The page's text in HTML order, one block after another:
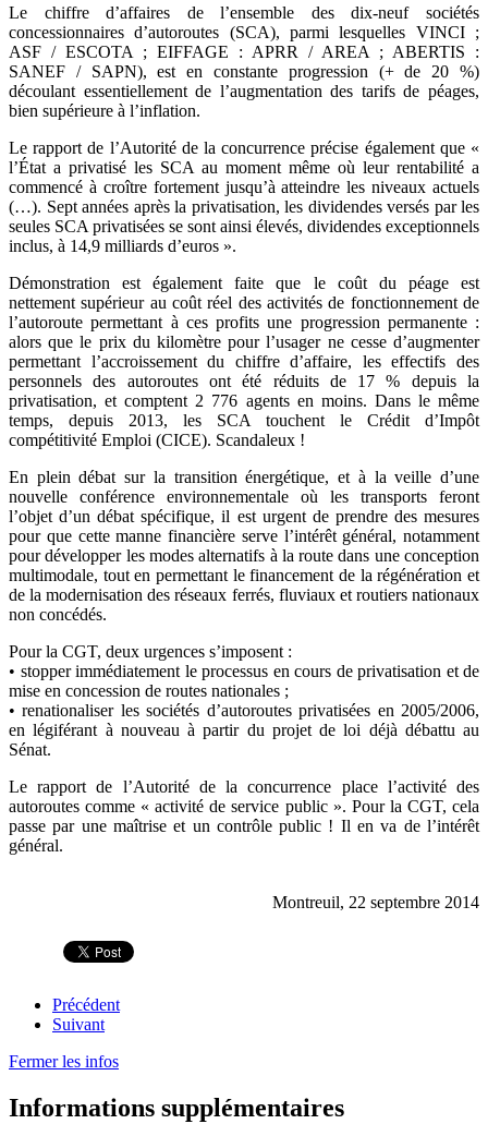
Le chiffre d’affaires de l’ensemble des dix-neuf sociétés
concessionnaires d’autoroutes (SCA), parmi lesquelles VINCI ;
ASF / ESCOTA ; EIFFAGE : APRR / AREA ; ABERTIS :
SANEF / SAPN), est en constante progression (+ de 20 %)
découlant essentiellement de l’augmentation des tarifs de péages,
bien supérieure à l’inflation.
Le rapport de l’Autorité de la concurrence précise également que «
l’État a privatisé les SCA au moment même où leur rentabilité a
commencé à croître fortement jusqu’à atteindre les niveaux actuels
(…). Sept années après la privatisation, les dividendes versés par les
seules SCA privatisées se sont ainsi élevés, dividendes exceptionnels
inclus, à 14,9 milliards d’euros ».
Démonstration est également faite que le coût du péage est
nettement supérieur au coût réel des activités de fonctionnement de
l’autoroute permettant à ces profits une progression permanente :
alors que le prix du kilomètre pour l’usager ne cesse d’augmenter
permettant l’accroissement du chiffre d’affaire, les effectifs des
personnels des autoroutes ont été réduits de 17 % depuis la
privatisation, et comptent 2 776 agents en moins. Dans le même
temps, depuis 2013, les SCA touchent le Crédit d’Impôt
compétitivité Emploi (CICE). Scandaleux !
En plein débat sur la transition énergétique, et à la veille d’une
nouvelle conférence environnementale où les transports feront
l’objet d’un débat spécifique, il est urgent de prendre des mesures
pour que cette manne financière serve l’intérêt général, notamment
pour développer les modes alternatifs à la route dans une conception
multimodale, tout en permettant le financement de la régénération et
de la modernisation des réseaux ferrés, fluviaux et routiers nationaux
non concédés.
Pour la CGT, deux urgences s’imposent :
• stopper immédiatement le processus en cours de privatisation et de
mise en concession de routes nationales ;
• renationaliser les sociétés d’autoroutes privatisées en 2005/2006,
en légiférant à nouveau à partir du projet de loi déjà débattu au
Sénat.
Le rapport de l’Autorité de la concurrence place l’activité des
autoroutes comme « activité de service public ». Pour la CGT, cela
passe par une maîtrise et un contrôle public ! Il en va de l’intérêt
général.
Montreuil, 22 septembre 2014
Précédent
Suivant
Fermer les infos
Informations supplémentaires